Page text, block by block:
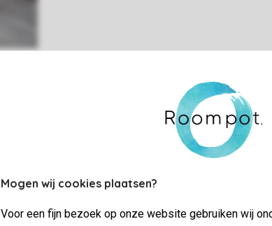
Mogen wij cookies plaatsen?
Voor een fijn bezoek op onze website gebruiken wij
Chariots à bras